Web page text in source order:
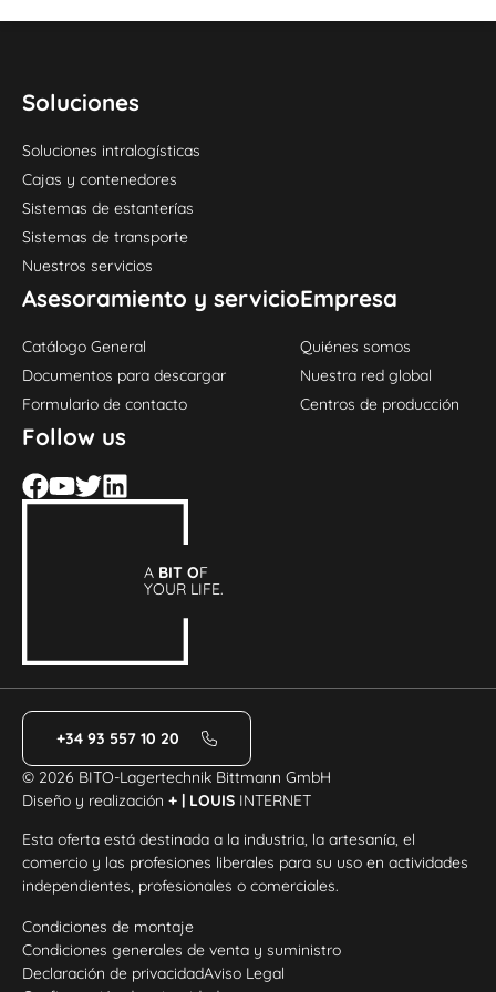
Soluciones
Soluciones intralogísticas
Cajas y contenedores
Sistemas de estanterías
Sistemas de transporte
Nuestros servicios
Asesoramiento y servicio
Catálogo General
Documentos para descargar
Formulario de contacto
Empresa
Quiénes somos
Nuestra red global
Centros de producción
Follow us
A BIT OF
YOUR LIFE.
+34 93 557 10 20
© 2026 BITO-Lagertechnik Bittmann GmbH
Diseño y realización+ | LOUIS INTERNET
Esta oferta está destinada a la industria, la artesanía, el
comercio y las profesiones liberales para su uso en actividades
independientes, profesionales o comerciales.
Condiciones de montaje
Condiciones generales de venta y suministro
Declaración de privacidadAviso Legal